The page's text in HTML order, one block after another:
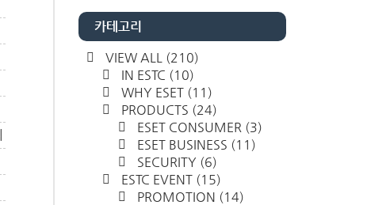
카테고리
VIEW ALL (210)
IN ESTC (10)
WHY ESET (11)
PRODUCTS (24)
ESET CONSUMER (3)
ESET BUSINESS (11)
SECURITY (6)
ESTC EVENT (15)
PROMOTION (14)